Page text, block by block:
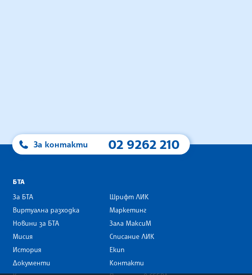
За контакти 02 9262 210
Network
БТА
За БТА
Виртуална разходка
Новини за БТА
Мисия
История
Документи
Шрифт ЛИК
Маркетинг
Зала МаксиМ
Списание ЛИК
Екип
Контакти